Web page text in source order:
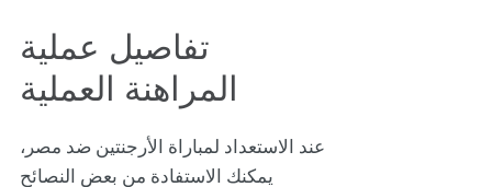
تفاصيل عملية
المراهنة العملية
عند الاستعداد لمباراة الأرجنتين ضد مصر،
يمكنك الاستفادة من بعض النصائح